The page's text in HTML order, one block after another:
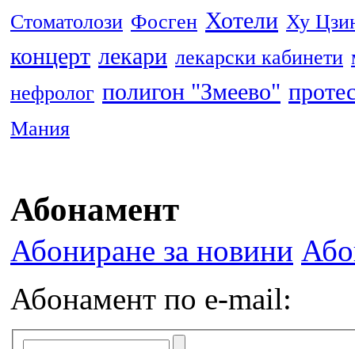
Стоматолози Фосген Хотели Ху
концерт лекари лекарски кабинети
нефролог полигон "Змеево"
Мания
Абонамент
Абониране за новини
Абонамент по e-mail: